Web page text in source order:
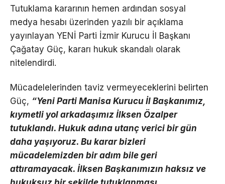
Tutuklama kararının hemen ardından sosyal
medya hesabı üzerinden yazılı bir açıklama
yayınlayan YENİ Parti İzmir Kurucu İl Başkanı
Çağatay Güç, kararı hukuk skandalı olarak
nitelendirdi.
Mücadelelerinden taviz vermeyeceklerini belirten
Güç, “Yeni Parti Manisa Kurucu İl Başkanımız,
kıymetli yol arkadaşımız İlksen Özalper
tutuklandı. Hukuk adına utanç verici bir gün
daha yaşıyoruz. Bu karar bizleri
mücadelemizden bir adım bile geri
attıramayacak. İlksen Başkanımızın haksız ve